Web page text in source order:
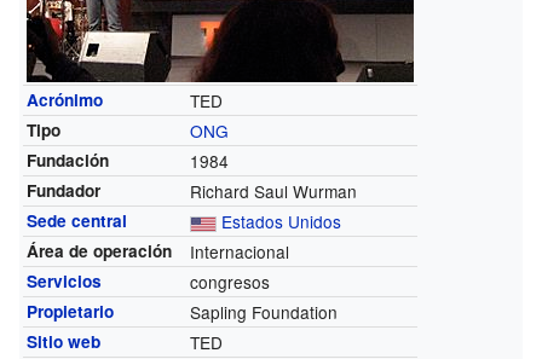
Acrónimo TED
Tipo ONG
Fundación 1984
Fundador Richard Saul Wurman
Sede central Estados Unidos
Área de operación Internacional
Servicios congresos
Propietario Sapling Foundation
Sitio web TED